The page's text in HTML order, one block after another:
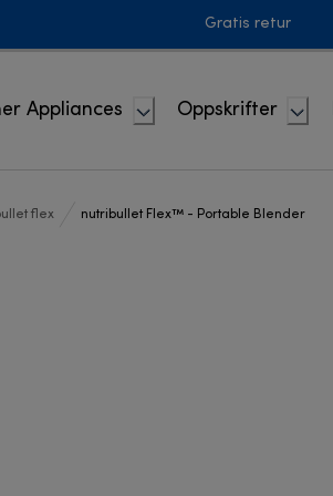
Gratis retur
Appliances Oppskrifter
flex nutribullet Flex™ - Portable Blender